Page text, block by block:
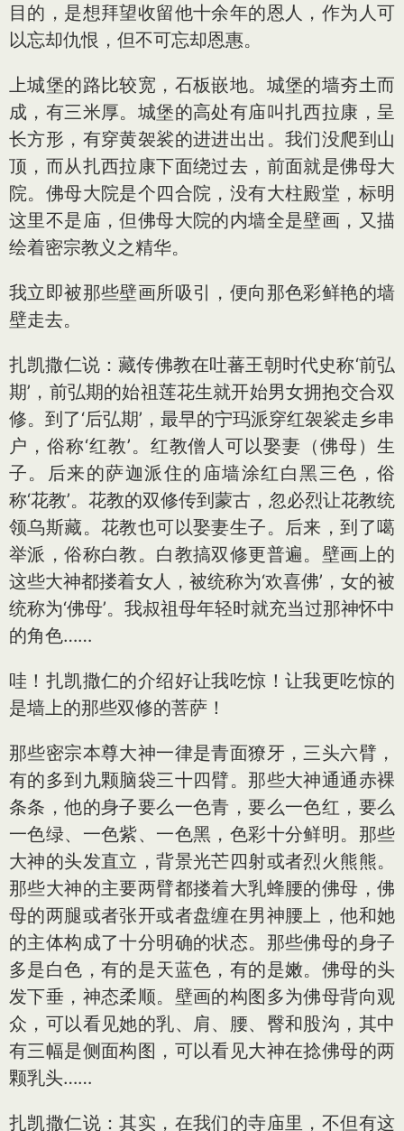
目的，是想拜望收留他十余年的恩人，作为人可
以忘却仇恨，但不可忘却恩惠。
上城堡的路比较宽，石板嵌地。城堡的墙夯土而
成，有三米厚。城堡的高处有庙叫扎西拉康，呈
长方形，有穿黄袈裟的进进出出。我们没爬到山
顶，而从扎西拉康下面绕过去，前面就是佛母大
院。佛母大院是个四合院，没有大柱殿堂，标明
这里不是庙，但佛母大院的内墙全是壁画，又描
绘着密宗教义之精华。
我立即被那些壁画所吸引，便向那色彩鲜艳的墙
壁走去。
扎凯撒仁说：藏传佛教在吐蕃王朝时代史称‘前弘
期’，前弘期的始祖莲花生就开始男女拥抱交合双
修。到了‘后弘期’，最早的宁玛派穿红袈裟走乡串
户，俗称‘红教’。红教僧人可以娶妻（佛母）生
子。后来的萨迦派住的庙墙涂红白黑三色，俗
称‘花教’。花教的双修传到蒙古，忽必烈让花教统
领乌斯藏。花教也可以娶妻生子。后来，到了噶
举派，俗称白教。白教搞双修更普遍。壁画上的
这些大神都搂着女人，被统称为‘欢喜佛’，女的被
统称为‘佛母’。我叔祖母年轻时就充当过那神怀中
的角色……
哇！扎凯撒仁的介绍好让我吃惊！让我更吃惊的
是墙上的那些双修的菩萨！
那些密宗本尊大神一律是青面獠牙，三头六臂，
有的多到九颗脑袋三十四臂。那些大神通通赤裸
条条，他的身子要么一色青，要么一色红，要么
一色绿、一色紫、一色黑，色彩十分鲜明。那些
大神的头发直立，背景光芒四射或者烈火熊熊。
那些大神的主要两臂都搂着大乳蜂腰的佛母，佛
母的两腿或者张开或者盘缠在男神腰上，他和她
的主体构成了十分明确的状态。那些佛母的身子
多是白色，有的是天蓝色，有的是嫩。佛母的头
发下垂，神态柔顺。壁画的构图多为佛母背向观
众，可以看见她的乳、肩、腰、臀和股沟，其中
有三幅是侧面构图，可以看见大神在捻佛母的两
颗乳头……
扎凯撒仁说：其实，在我们的寺庙里，不但有这